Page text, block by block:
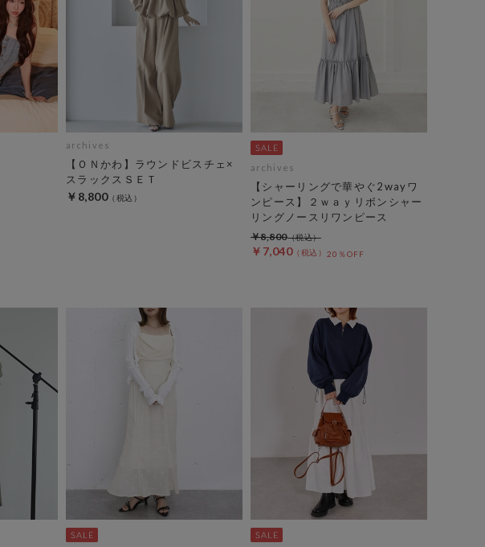
archives
【ＯＮかわ】ラウンドビスチェ×
スラックスＳＥＴ
￥8,800
archives
【シャーリングで華やぐ2wayワ
ンピース】２ｗａｙリボンシャー
リングノースリワンピース
￥7,040 20％OFF
￥8,800